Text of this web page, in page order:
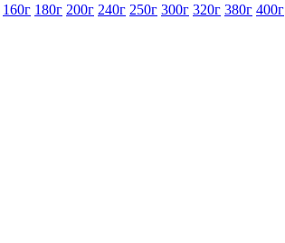
160г 180г 200г 240г 250г 300г 320г 380г 400г